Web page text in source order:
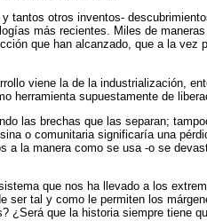
otros inventos-
más recientes. Miles de
que han alcanzado, que a la vez
viene la de la industrialización,
supuestamente de
las brechas que las separan;
o comunitaria significaría una
la manera como se usa -o se
que nos ha llevado a los
tal y como le permiten los
¿Será que la historia siempre tiene